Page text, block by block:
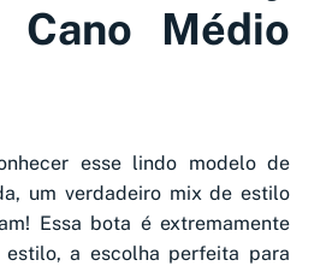
Cano Médio
esse lindo modelo de
um verdadeiro mix de estilo
Essa bota é extremamente
a escolha perfeita para